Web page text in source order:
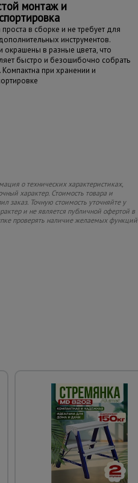
монтаж и
в сборке и не требует для
инструментов.
окрашены в разные цвета, что
быстро и безошибочно собрать
Компактна при хранении и
о технических характеристиках,
характер. Стоимость товара и
заказ. Точную стоимость уточняйте у
и не является публичной офертой в
проверять наличие желаемых функций